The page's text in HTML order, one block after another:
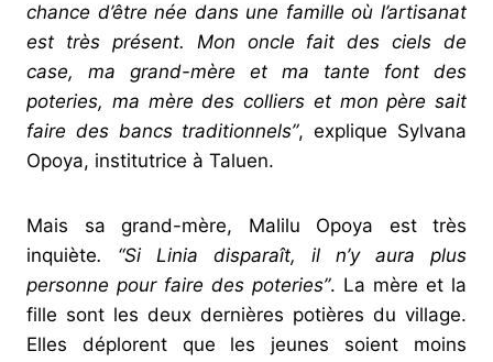
chance d’être née dans une famille où l’artisanat
est très présent. Mon oncle fait des ciels de
case, ma grand-mère et ma tante font des
poteries, ma mère des colliers et mon père sait
faire des bancs traditionnels”, explique Sylvana
Opoya, institutrice à Taluen.
Mais sa grand-mère, Malilu Opoya est très
inquiète. “Si Linia disparaît, il n’y aura plus
personne pour faire des poteries”. La mère et la
fille sont les deux dernières potières du village.
Elles déplorent que les jeunes soient moins